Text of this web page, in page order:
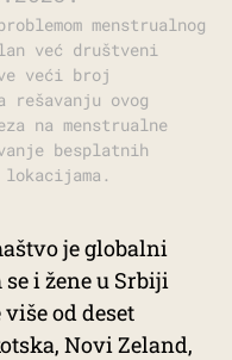
menstrualnog
već društveni
veći broj
ovog
na menstrualne
besplatnih
lokacijama.
je globalni
i žene u Srbiji
od deset
Novi Zeland,